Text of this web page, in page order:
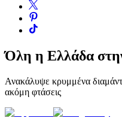
Όλη η Ελλάδα
Ανακάλυψε κρυμμένα
ακόμη φτάσεις